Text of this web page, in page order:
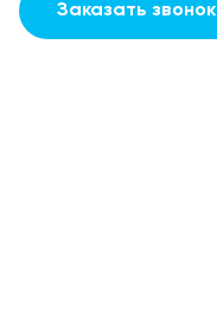
Заказать звонок